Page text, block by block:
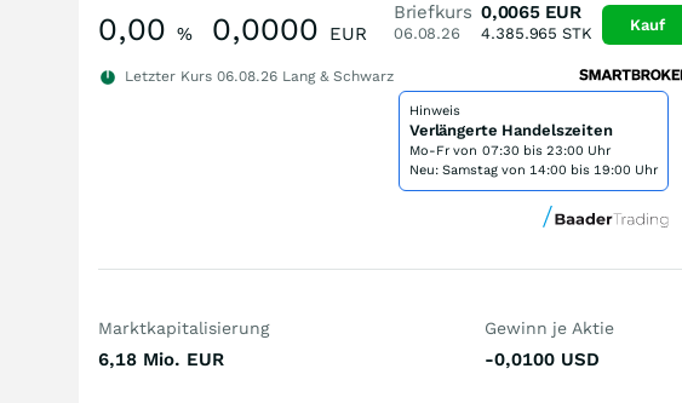
0,00 % 0,0000 EUR
Letzter Kurs 06.08.26 Lang & Schwarz
Briefkurs
06.08.26
0,0065 EUR
4.385.965 STK Kauf
Hinweis
Verlängerte Handelszeiten
Mo-Fr von 07:30 bis 23:00 Uhr
Neu: Samstag von 14:00 bis 19:00 Uhr
Marktkapitalisierung
6,18 Mio. EUR
Gewinn je Aktie
-0,0100 USD